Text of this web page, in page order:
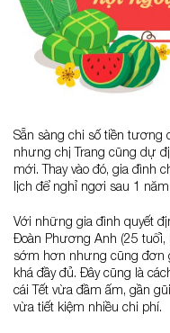
Sẵn sàng chi số tiền
nhưng chị Trang cũng dự
mới. Thay vào đó, gia đình
lịch để nghỉ ngơi sau 1
Với những gia đình quyết
Đoàn Phương Anh (25 tuổi,
sớm hơn nhưng cũng đơn
khá đầy đủ. Đây cũng là
cái Tết vừa đầm ấm, gần
vừa tiết kiệm nhiều chi phí.